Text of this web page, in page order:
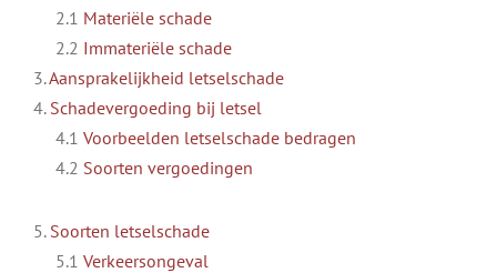
2.1 Materiële schade
2.2 Immateriële schade
3.Aansprakelijkheid letselschade
4. Schadevergoeding bij letsel
4.1 Voorbeelden letselschade bedragen
4.2 Soorten vergoedingen
5. Soorten letselschade
5.1 Verkeersongeval